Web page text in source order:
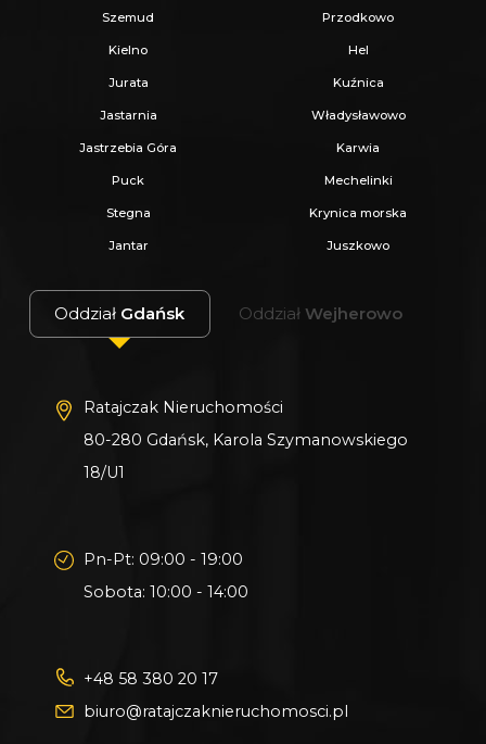
Szemud Przodkowo
Kielno Hel
Jurata Kuźnica
Jastarnia Władysławowo
Jastrzebia Góra Karwia
Puck Mechelinki
Stegna Krynica morska
Jantar Juszkowo
Oddział Gdańsk Oddział Wejherowo
Ratajczak Nieruchomości
80-280 Gdańsk, Karola Szymanowskiego
18/U1
Pn-Pt: 09:00 - 19:00
Sobota: 10:00 - 14:00
+48 58 380 20 17
biuro@ratajczaknieruchomosci.pl